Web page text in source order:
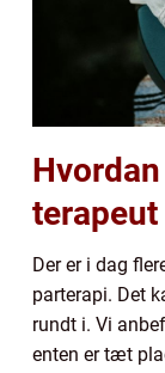
Der er i dag
parterapi. Det
rundt i. Vi
enten er tæt